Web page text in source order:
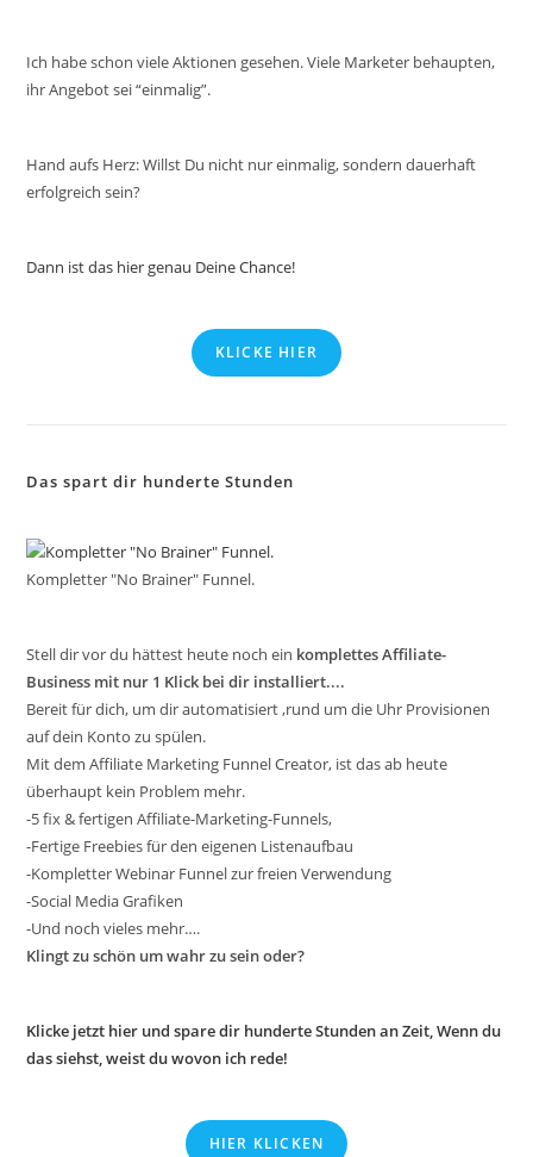
Ich habe schon viele Aktionen gesehen. Viele Marketer behaupten,
ihr Angebot sei “einmalig”.
Hand aufs Herz: Willst Du nicht nur einmalig, sondern dauerhaft
erfolgreich sein?
Dann ist das hier genau Deine Chance!
KLICKE HIER
Das spart dir hunderte Stunden
Kompletter "No Brainer" Funnel.
Stell dir vor du hättest heute noch ein komplettes Affiliate-
Business mit nur 1 Klick bei dir installiert....
Bereit für dich, um dir automatisiert ,rund um die Uhr Provisionen
auf dein Konto zu spülen.
Mit dem Affiliate Marketing Funnel Creator, ist das ab heute
überhaupt kein Problem mehr.
-5 fix & fertigen Affiliate-Marketing-Funnels,
-Fertige Freebies für den eigenen Listenaufbau
-Kompletter Webinar Funnel zur freien Verwendung
-Social Media Grafiken
-Und noch vieles mehr….
Klingt zu schön um wahr zu sein oder?
Klicke jetzt hier und spare dir hunderte Stunden an Zeit, Wenn du
das siehst, weist du wovon ich rede!
HIER KLICKEN